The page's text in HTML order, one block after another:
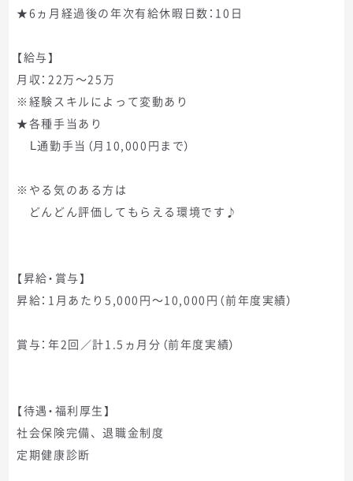
★6ヵ月経過後の年次有給休暇日数：10日
【給与】
月収：22万～25万
※経験スキルによって変動あり
★各種手当あり
Ｌ通勤手当（月10,000円まで）
※やる気のある方は
どんどん評価してもらえる環境です♪
【昇給・賞与】
昇給：1月あたり5,000円～10,000円（前年度実績）
賞与：年2回／計1.5ヵ月分（前年度実績）
【待遇・福利厚生】
社会保険完備、退職金制度
定期健康診断